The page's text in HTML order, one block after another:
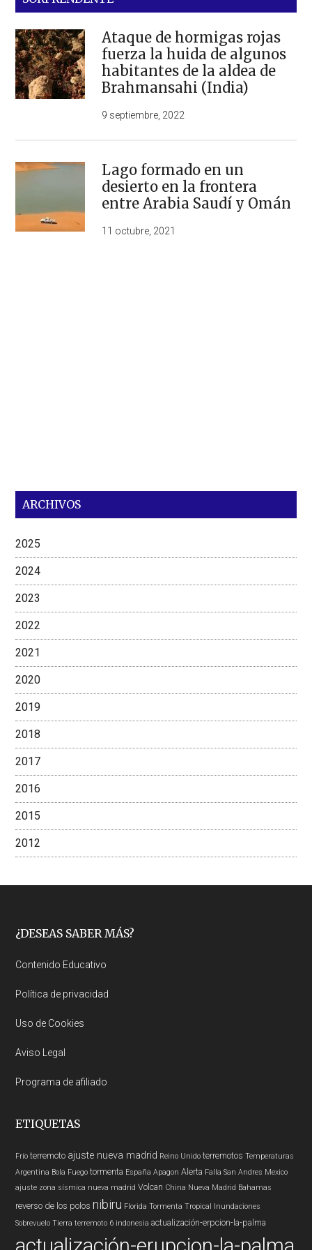
Ataque de hormigas rojas
fuerza la huida de algunos
habitantes de la aldea de
Brahmansahi (India)
9 septiembre, 2022
Lago formado en un
desierto en la frontera
entre Arabia Saudí y Omán
11 octubre, 2021
ARCHIVOS
2025
2024
2023
2022
2021
2020
2019
2018
2017
2016
2015
2012
Footer
¿DESEAS SABER MÁS?
Contenido Educativo
Política de privacidad
Uso de Cookies
Aviso Legal
Programa de afiliado
ETIQUETAS
Frío terremoto ajuste nueva madrid Reino Unido terremotos Temperaturas
Argentina Bola Fuego tormenta España Apagon Alerta Falla San Andres Mexico
ajuste zona sísmica nueva madrid Volcan China Nueva Madrid Bahamas
reverso de los polos nibiru Florida Tormenta Tropical Inundaciones
Sobrevuelo Tierra terremoto 6 indonesia actualización-erpcion-la-palma